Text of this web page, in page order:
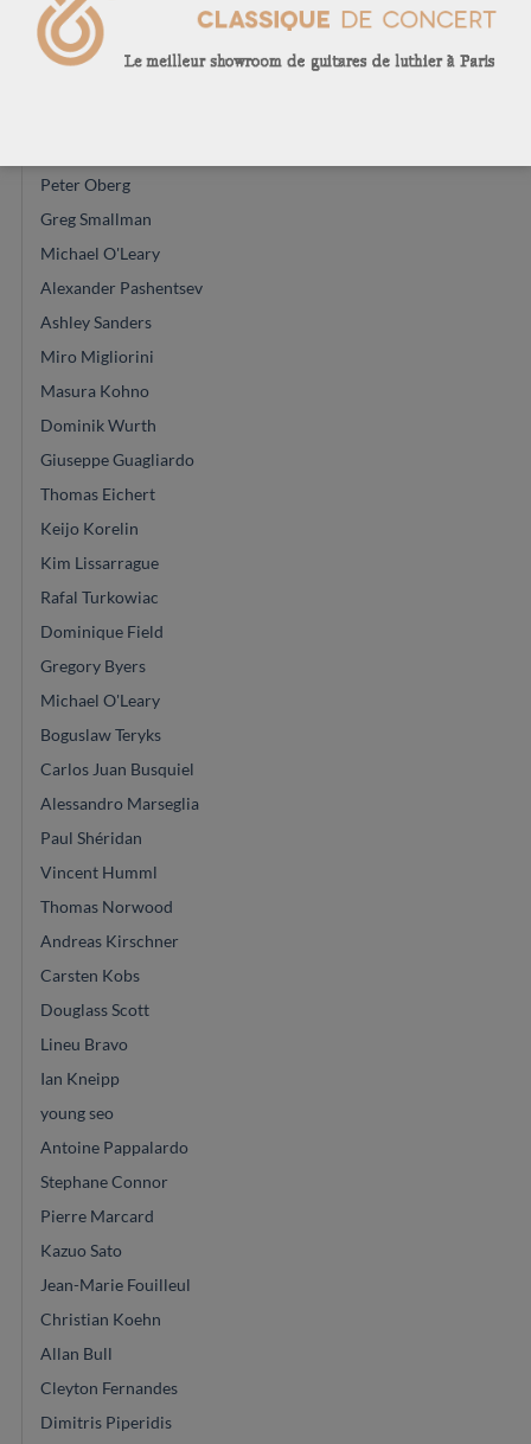
Johannes Kitselis
Achim-Peter Gropius
Peter Oberg
Greg Smallman
Michael O'Leary
Alexander Pashentsev
Ashley Sanders
Miro Migliorini
Masura Kohno
Dominik Wurth
Giuseppe Guagliardo
Thomas Eichert
Keijo Korelin
Kim Lissarrague
Rafal Turkowiac
Dominique Field
Gregory Byers
Michael O'Leary
Boguslaw Teryks
Carlos Juan Busquiel
Alessandro Marseglia
Paul Shéridan
Vincent Humml
Thomas Norwood
Andreas Kirschner
Carsten Kobs
Douglass Scott
Lineu Bravo
Ian Kneipp
young seo
Antoine Pappalardo
Stephane Connor
Pierre Marcard
Kazuo Sato
Jean-Marie Fouilleul
Christian Koehn
Allan Bull
Cleyton Fernandes
Dimitris Piperidis